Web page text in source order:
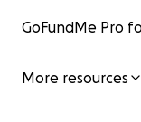
GoFundMe Pro
More resources